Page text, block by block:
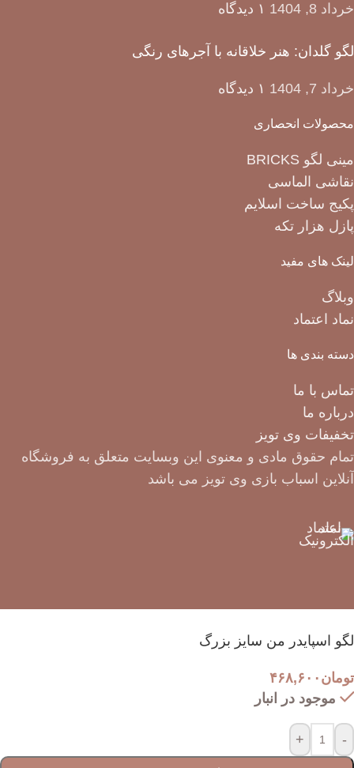
خرداد 8, 1404 ۱ دیدگاه
لگو گلدان: هنر خلاقانه با آجرهای رنگی
خرداد 7, 1404 ۱ دیدگاه
محصولات انحصاری
مینی لگو BRICKS
نقاشی الماسی
پکیج ساخت اسلایم
پازل هزار تکه
لینک های مفید
وبلاگ
نماد اعتماد
دسته بندی ها
تماس با ما
درباره ما
تخفیفات وی تویز
تمام حقوق مادی و معنوی این وبسایت متعلق به فروشگاه
آنلاین اسباب بازی وی تویز می باشد
لگو اسپایدر من سایز بزرگ
تومان ۴۶۸,۶۰۰
موجود در انبار
-
+